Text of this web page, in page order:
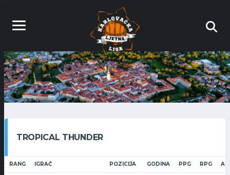
TROPICAL THUNDER
RANG IGRAČ POZICIJA GODINA PPG RPG